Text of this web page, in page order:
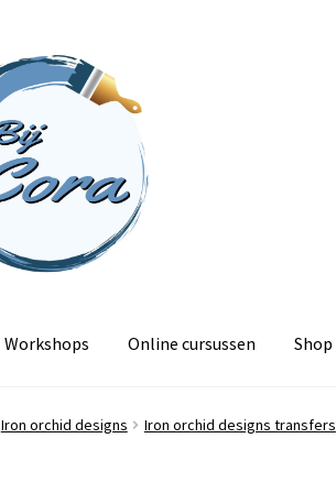
Workshops Online cursussen Shop
Iron orchid designs Iron orchid designs transfers